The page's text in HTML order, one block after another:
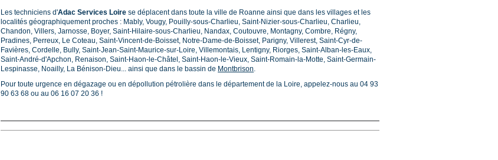
Les techniciens d'Adac Services Loire se déplacent dans toute la ville de Roanne ainsi que dans les villages et les
localités géographiquement proches : Mably, Vougy, Pouilly-sous-Charlieu, Saint-Nizier-sous-Charlieu, Charlieu,
Chandon, Villers, Jarnosse, Boyer, Saint-Hilaire-sous-Charlieu, Nandax, Coutouvre, Montagny, Combre, Régny,
Pradines, Perreux, Le Coteau, Saint-Vincent-de-Boisset, Notre-Dame-de-Boisset, Parigny, Villerest, Saint-Cyr-de-
Favières, Cordelle, Bully, Saint-Jean-Saint-Maurice-sur-Loire, Villemontais, Lentigny, Riorges, Saint-Alban-les-Eaux,
Saint-André-d'Apchon, Renaison, Saint-Haon-le-Châtel, Saint-Haon-le-Vieux, Saint-Romain-la-Motte, Saint-Germain-
Lespinasse, Noailly, La Bénison-Dieu... ainsi que dans le bassin de Montbrison.
Pour toute urgence en dégazage ou en dépollution pétrolière dans le département de la Loire, appelez-nous au 04 93
90 63 68 ou au 06 16 07 20 36 !